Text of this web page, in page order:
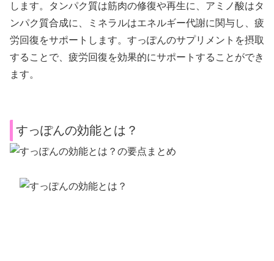
します。タンパク質は筋肉の修復や再生に、アミノ酸はタ
ンパク質合成に、ミネラルはエネルギー代謝に関与し、疲
労回復をサポートします。すっぽんのサプリメントを摂取
することで、疲労回復を効果的にサポートすることができ
ます。
すっぽんの効能とは？